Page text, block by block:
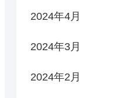
2024年4月
2024年3月
2024年2月